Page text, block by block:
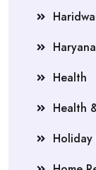
Haryana
Health
Health
Holiday